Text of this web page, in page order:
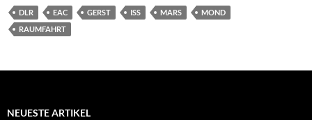
DLR EAC GERST ISS MARS
MOND
RAUMFAHRT
NEUESTE ARTIKEL